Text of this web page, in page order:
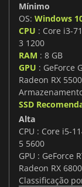
Mínimo
OS: Windows
CPU : Core i3-
3 1200
RAM : 8 GB
GPU : GeForce
Radeon RX
SSD
Alta
CPU : Core i5-
5 5600
GPU : GeForce
Radeon RX 6800
Classificação